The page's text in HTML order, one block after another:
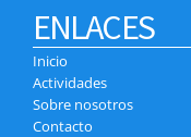
ENLACES
Inicio
Actividades
Sobre nosotros
Contacto